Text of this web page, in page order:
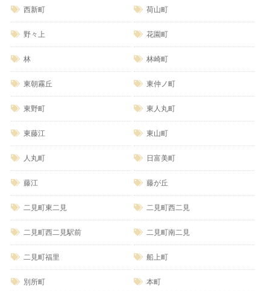
西新町 荷山町
野々上 花園町
林 林崎町
東朝霧丘 東仲ノ町
東野町 東人丸町
東藤江 東山町
人丸町 日富美町
藤江 藤が丘
二見町東二見 二見町西二見
二見町西二見駅前 二見町南二見
二見町福里 船上町
別所町 本町